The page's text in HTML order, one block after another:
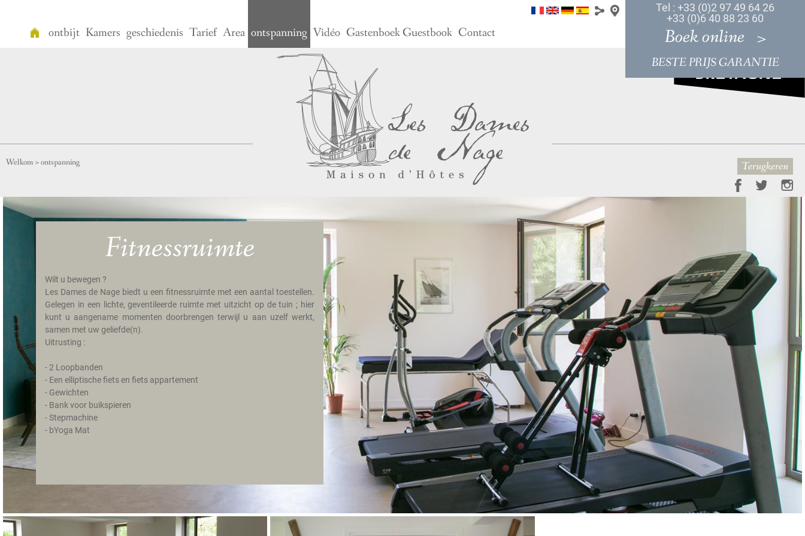
geschiedenis
Tarief
ontspanning
Gastenboek
Guestbook
ontbijt Kamers geschiedenis Tarief Area ontspanning Vidéo Gastenboek Guestbook Contact
Tel : +33 (0)2 97 49 64 26
+33 (0)6 40 88 23 60
Boek online
BESTE PRIJS GARANTIE
Welkom>ontspanning Terugkeren
Fitnessruimte
Wilt u bewegen ?
Les Dames de Nage biedt u een fitnessruimte met een aantal toestellen.
Gelegen in een lichte, geventileerde ruimte met uitzicht op de tuin ; hier
kunt u aangename momenten doorbrengen terwijl u aan uzelf werkt,
samen met uw geliefde(n).
Uitrusting :
- 2 Loopbanden
- Een elliptische fiets en fiets appartement
- Gewichten
- Bank voor buikspieren
- Stepmachine
- bYoga Mat